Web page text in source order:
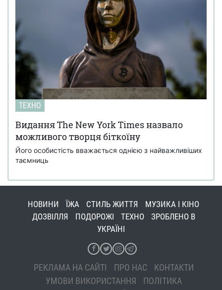
ТЕХНО
Видання The New York Times назвало
можливого творця біткоїну
Його особистість вважається однією з найважливіших
таємниць
НОВИНИ ЇЖА СТИЛЬ ЖИТТЯ
МУЗИКА І КІНО
ДОЗВІЛЛЯ
ПОДОРОЖІ ТЕХНО
ЗРОБЛЕНО В
УКРАЇНІ
РЕКЛАМА НА САЙТІ ПРО НАС
КОНТАКТИ
УМОВИ ВИКОРИСТАННЯ
ПОЛІТИКА